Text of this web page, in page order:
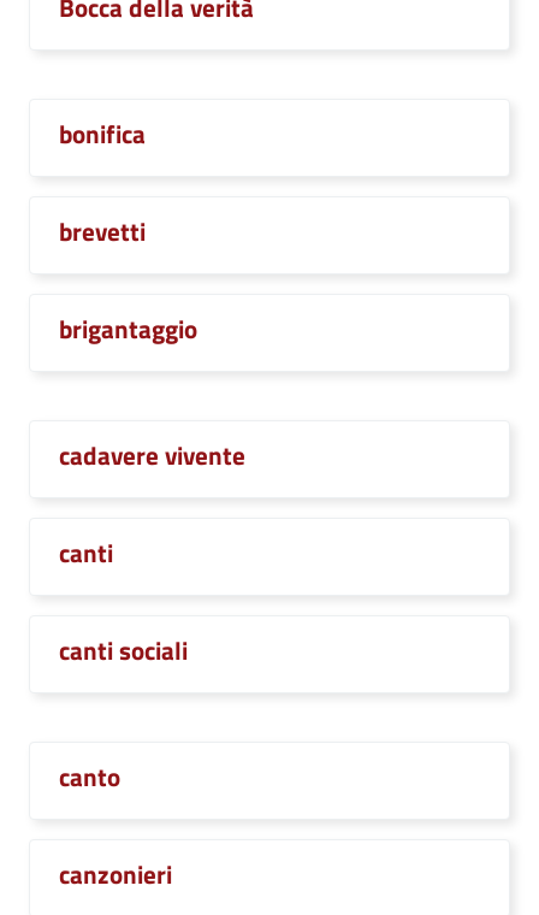
bonifica
brevetti
brigantaggio
cadavere vivente
canti
canti sociali
canto
canzonieri